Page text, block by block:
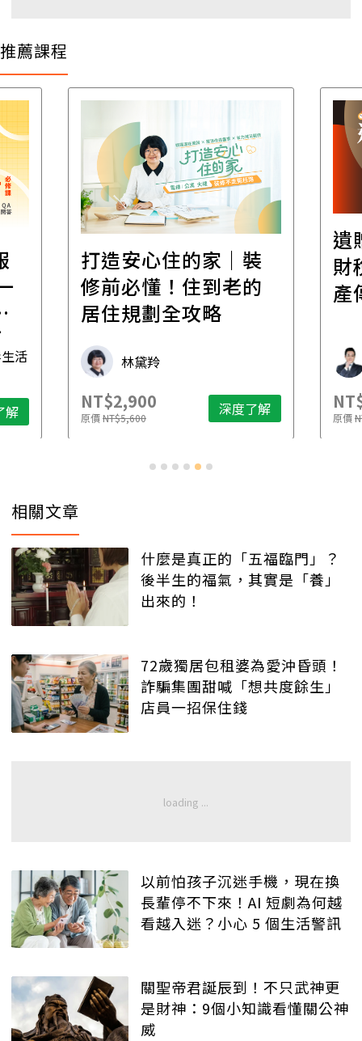
推薦課程
活
解
打造安心住的家｜裝
修前必懂！住到老的
居住規劃全攻略
林黛羚
NT$2,900
原價NT$5,600 深度了解
遺
財
產
原價
相關文章
什麼是真正的「五福臨門」？
後半生的福氣，其實是「養」
出來的！
72歲獨居包租婆為愛沖昏頭！
詐騙集團甜喊「想共度餘生」
店員一招保住錢
以前怕孩子沉迷手機，現在換
長輩停不下來！AI 短劇為何越
看越入迷？小心 5 個生活警訊
關聖帝君誕辰到！不只武神更
是財神：9個小知識看懂關公神
威